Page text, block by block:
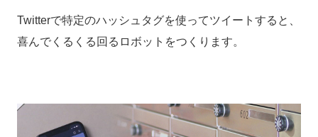
Twitterで特定のハッシュタグを使ってツイートすると、
喜んでくるくる回るロボットをつくります。